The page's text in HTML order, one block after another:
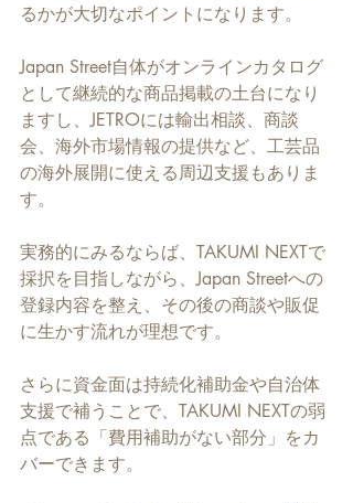
るかが大切なポイントになります。
Japan Street自体がオンラインカタログ
として継続的な商品掲載の土台になり
ますし、JETROには輸出相談、商談
会、海外市場情報の提供など、工芸品
の海外展開に使える周辺支援もありま
す。
実務的にみるならば、TAKUMI NEXTで
採択を目指しながら、Japan Streetへの
登録内容を整え、その後の商談や販促
に生かす流れが理想です。
さらに資金面は持続化補助金や自治体
支援で補うことで、TAKUMI NEXTの弱
点である「費用補助がない部分」をカ
バーできます。